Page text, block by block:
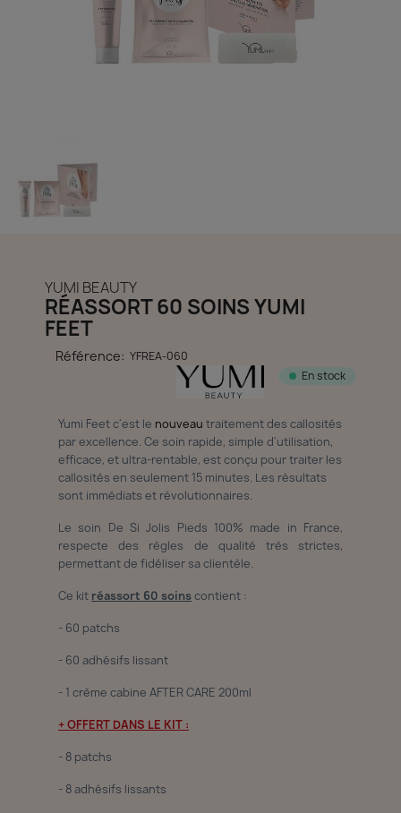
YUMI BEAUTY
RÉASSORT 60 SOINS YUMI
FEET
Référence: YFREA-060
En stock
Yumi Feet c'est le nouveau traitement des callosités
par excellence. Ce soin rapide, simple d'utilisation,
efficace, et ultra-rentable, est conçu pour traiter les
callosités en seulement 15 minutes. Les résultats
sont immédiats et révolutionnaires.
Le soin De Si Jolis Pieds 100% made in France,
respecte des règles de qualité très strictes,
permettant de fidéliser sa clientèle.
Ce kit réassort 60 soinscontient :
- 60 patchs
- 60 adhésifs lissant
- 1 crème cabine AFTER CARE 200ml
+ OFFERT DANS LE KIT :
- 8 patchs
- 8 adhésifs lissants
découvrir notre boutique et laissez-nous vous